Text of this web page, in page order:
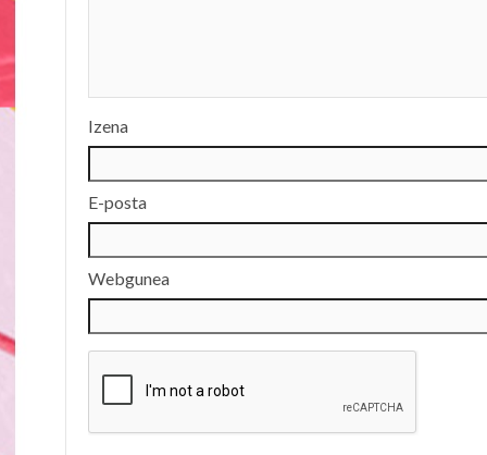
Izena
E-posta
Webgunea